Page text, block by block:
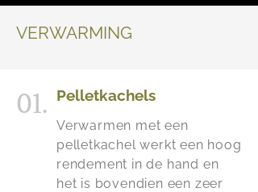
01. Pelletkachels
Verwarmen met een
pelletkachel werkt een hoog
rendement in de hand en
het is bovendien een zeer
VERWARMING